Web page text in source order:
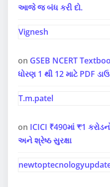
આજે જ બંધ કરી દો.
Vignesh
on GSEB NCERT
ધોરણ 1 થી 12 માટે PDF
T.m.patel
on ICICI ₹490માં ₹1
અને શ્રેષ્ઠ સુરક્ષા